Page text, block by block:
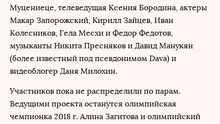
Муцениеце, телеведущая Ксения Бородина, актеры
Макар Запорожский, Кирилл Зайцев, Иван
Колесников, Гела Месхи и Федор Федотов,
музыканты Никита Пресняков и Давид Манукян
(более известный под псевдонимом Dava) и
видеоблогер Даня Милохин.
Участников пока не распределили по парам.
Ведущими проекта останутся олимпийская
чемпионка 2018 г. Алина Загитова и олимпийский